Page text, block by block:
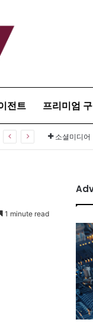
전트 프리미엄
소셜미디어
1 minute read